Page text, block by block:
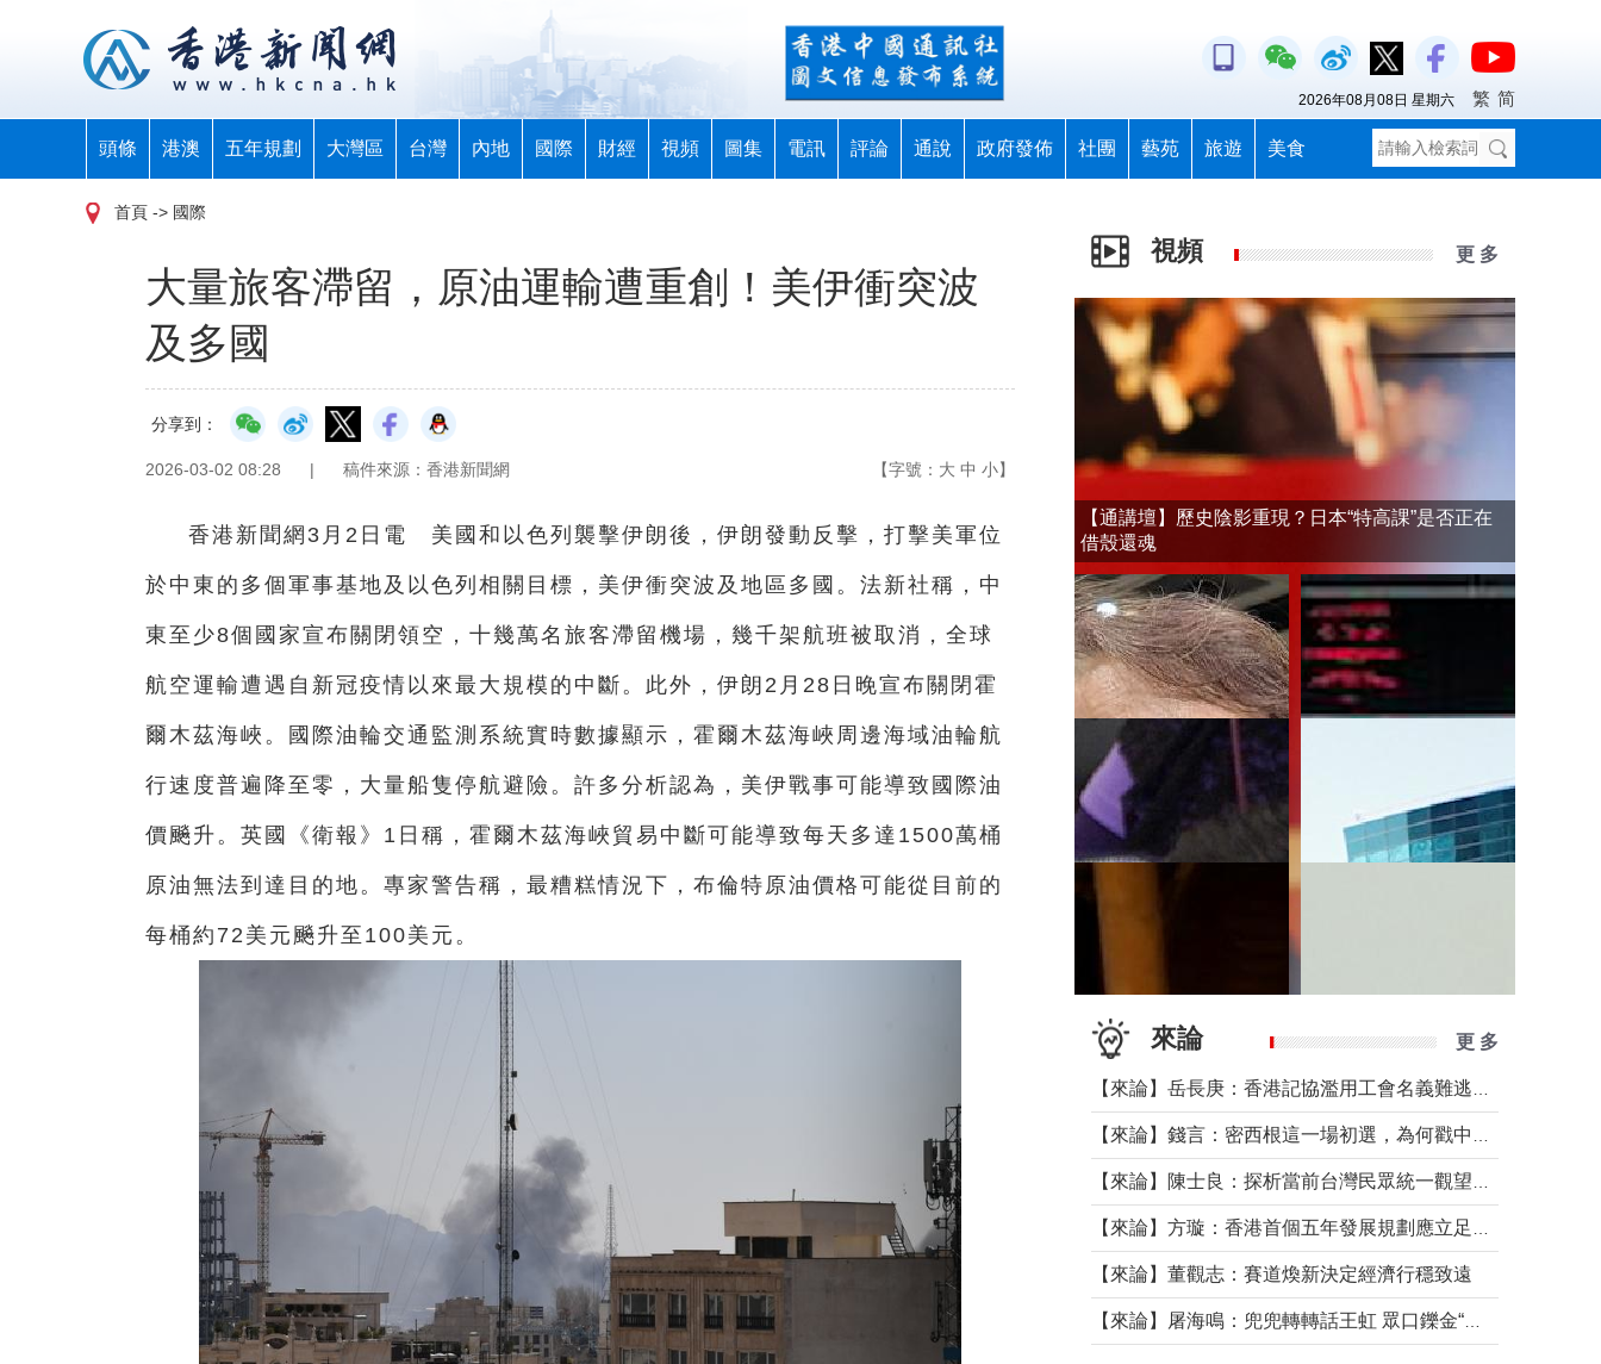
頭條 港澳 五年規劃 大灣區 台灣 內地 國際 財經 視頻 圖集 電訊 評論 通說 政府發佈 社團 藝苑 旅遊 美食
2026年08月08日 星期六 繁 简
首頁 -> 國際
大量旅客滯留，原油運輸遭重創！美伊衝突波
及多國
分享到：
2026-03-02 08:28 | 稿件來源：香港新聞網 【字號： 大 中 小】
香港新聞網3月2日電 美國和以色列襲擊伊朗後，伊朗發動反擊，打擊美軍位
於中東的多個軍事基地及以色列相關目標，美伊衝突波及地區多國。法新社稱，中
東至少8個國家宣布關閉領空，十幾萬名旅客滯留機場，幾千架航班被取消，全球
航空運輸遭遇自新冠疫情以來最大規模的中斷。此外，伊朗2月28日晚宣布關閉霍
爾木茲海峽。國際油輪交通監測系統實時數據顯示，霍爾木茲海峽周邊海域油輪航
行速度普遍降至零，大量船隻停航避險。許多分析認為，美伊戰事可能導致國際油
價飈升。英國《衛報》1日稱，霍爾木茲海峽貿易中斷可能導致每天多達1500萬桶
原油無法到達目的地。專家警告稱，最糟糕情況下，布倫特原油價格可能從目前的
每桶約72美元飈升至100美元。
視頻 更 多
【通講壇】歷史陰影重現？日本“特高課”是否正在
借殼還魂
來論 更 多
【來論】董觀志：賽道煥新決定經濟行穩致遠